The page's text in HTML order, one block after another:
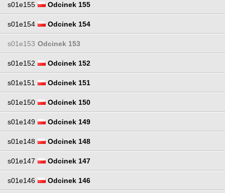
s01e155 Odcinek 155
s01e154 Odcinek 154
s01e153 Odcinek 153
s01e152 Odcinek 152
s01e151 Odcinek 151
s01e150 Odcinek 150
s01e149 Odcinek 149
s01e148 Odcinek 148
s01e147 Odcinek 147
s01e146 Odcinek 146